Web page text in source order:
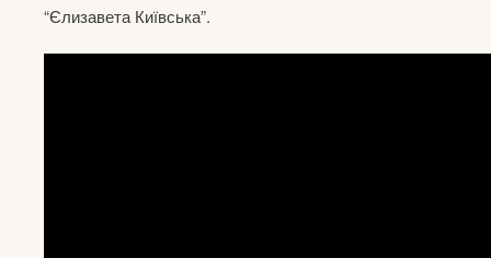
“Єлизавета Київська”.